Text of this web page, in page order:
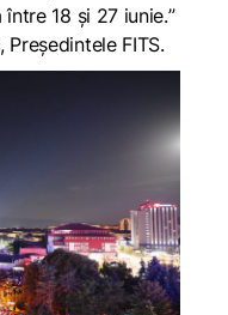
18 și 27 iunie.”
, Președintele FITS.